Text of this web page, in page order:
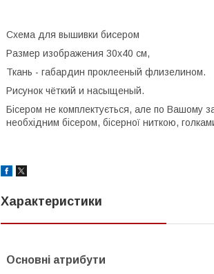
Схема для вышивки бисером
Размер изображения 30х40 см,
Ткань - габардин проклееный флизелином.
Рисунок чёткий и насыщеный.
Бісером не комплектується, але по Вашому
необхідним бісером, бісерної ниткою,
Характеристики
Основні атрибути